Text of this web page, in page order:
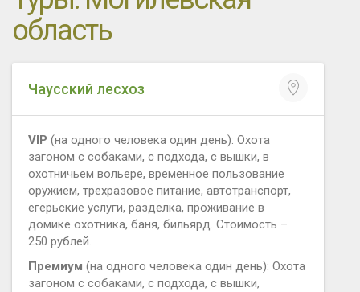
область
Чаусский лесхоз
VIP (на одного человека один день): Охота
загоном с собаками, с подхода, с вышки, в
охотничьем вольере, временное пользование
оружием, трехразовое питание, автотранспорт,
егерьские услуги, разделка, проживание в
домике охотника, баня, бильярд. Стоимость –
250 рублей.
Премиум (на одного человека один день): Охота
загоном с собаками, с подхода, с вышки,